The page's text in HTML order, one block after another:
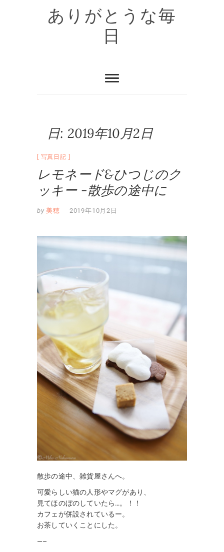
ありがとうな毎
日
日: 2019年10月2日
写真日記
レモネード&ひつじのク
ッキー -散歩の途中に
by 美穂 2019年10月2日
散歩の途中、雑貨屋さんへ。
可愛らしい猫の人形やマグがあり、
見てほのぼのしていたら…。！！
カフェが併設されているー。
お茶していくことにした。
—–